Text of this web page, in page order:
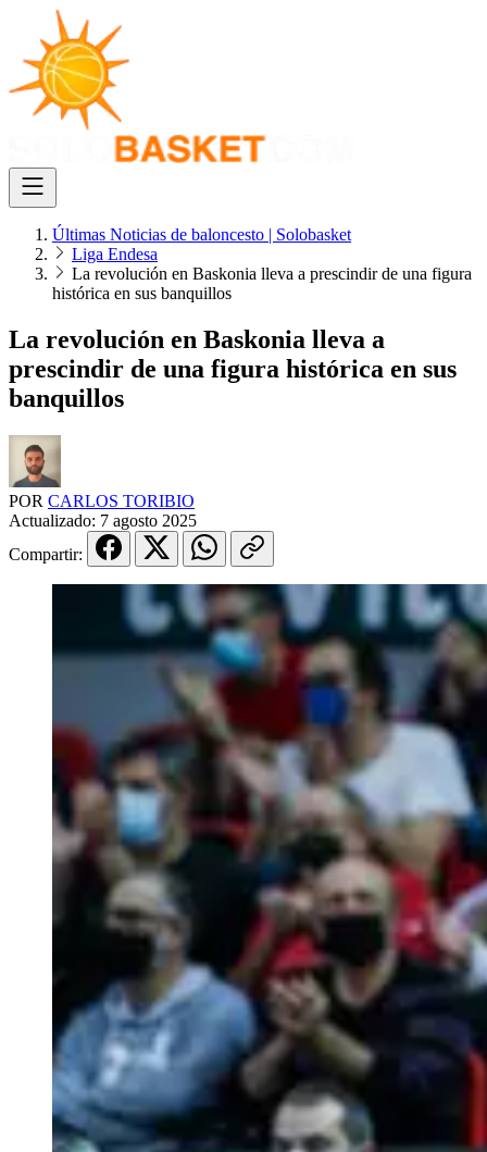
Últimas Noticias de baloncesto | Solobasket
Liga Endesa
La revolución en Baskonia lleva a prescindir de una figura
histórica en sus banquillos
La revolución en Baskonia lleva a
prescindir de una figura histórica en sus
banquillos
POR CARLOS TORIBIO
Actualizado: 7 agosto 2025
Compartir: